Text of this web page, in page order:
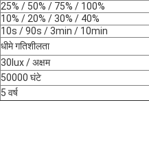
25% / 50% / 75% / 100%
10% / 20% / 30% / 40%
10s / 90s / 3min / 10min
धीमे गतिशीलता
30lux / अक्षम
50000 घंटे
5 वर्ष